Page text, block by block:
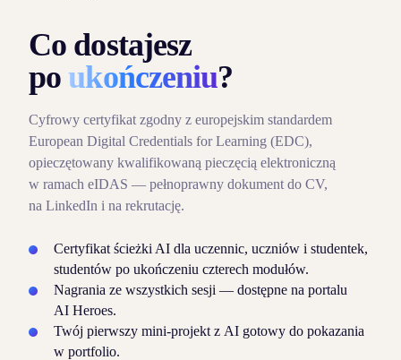
Co dostajesz
poukończeniu?
Cyfrowy certyfikat zgodny z europejskim standardem
European Digital Credentials for Learning (EDC),
opieczętowany kwalifikowaną pieczęcią elektroniczną
w ramach eIDAS — pełnoprawny dokument do CV,
na LinkedIn i na rekrutację.
Certyfikat ścieżki AI dla uczennic, uczniów i studentek,
studentów po ukończeniu czterech modułów.
Nagrania ze wszystkich sesji — dostępne na portalu
AI Heroes.
Twój pierwszy mini‑projekt z AI gotowy do pokazania
w portfolio.